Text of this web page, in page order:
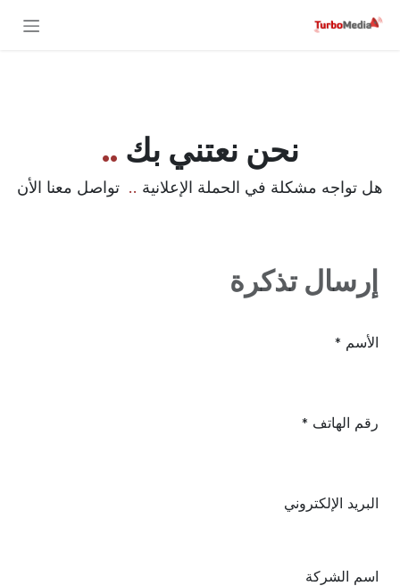
نحن نعتني بك ..
هل تواجه مشكلة في الحملة الإعلانية .. تواصل معنا الأن
إرسال تذكرة
الأسم *
رقم الهاتف *
البريد الإلكتروني
اسم الشركة